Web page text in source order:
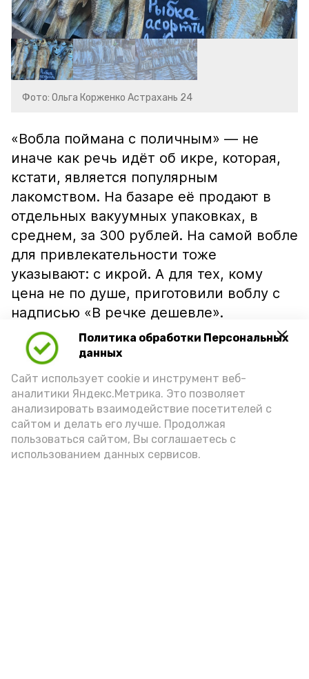
Политика обработки Персональных
данных
Сайт использует cookie и инструмент веб-
аналитики Яндекс.Метрика. Это позволяет
анализировать взаимодействие посетителей с
сайтом и делать его лучше. Продолжая
пользоваться сайтом, Вы соглашаетесь с
использованием данных сервисов.
Фото: Ольга Корженко Астрахань 24
«Вобла поймана с поличным» — не
иначе как речь идёт об икре, которая,
кстати, является популярным
лакомством. На базаре её продают в
отдельных вакуумных упаковках, в
среднем, за 300 рублей. На самой вобле
для привлекательности тоже
указывают: с икрой. А для тех, кому
цена не по душе, приготовили воблу с
надписью «В речке дешевле».